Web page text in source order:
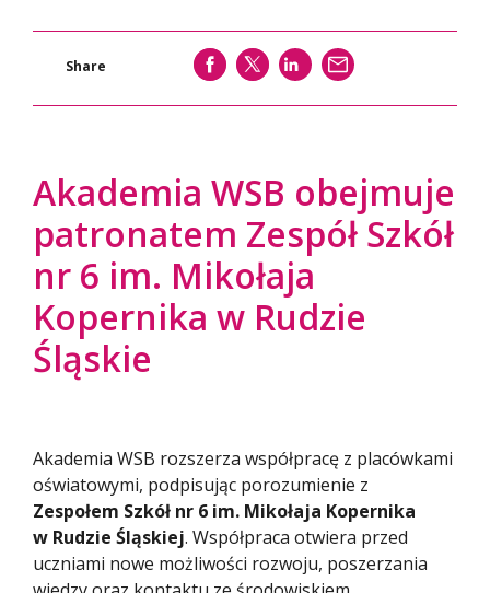
Share SHARE SHARE SHARE
Akademia WSB obejmuje
patronatem Zespół Szkół
nr 6 im. Mikołaja
Kopernika w Rudzie
Śląskie
Akademia WSB rozszerza współpracę z placówkami
oświatowymi, podpisując porozumienie z
Zespołem Szkół nr 6 im. Mikołaja Kopernika
w Rudzie Śląskiej. Współpraca otwiera przed
uczniami nowe możliwości rozwoju, poszerzania